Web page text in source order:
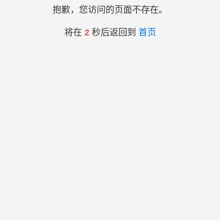
抱歉，您访问的页面不存在。
将在 2秒后返回到 首页